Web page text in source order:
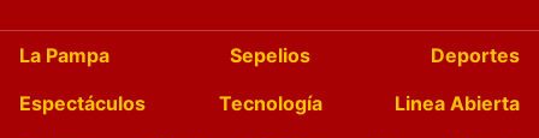
La Pampa Sepelios
Deportes
Espectáculos
Tecnología
Linea Abierta